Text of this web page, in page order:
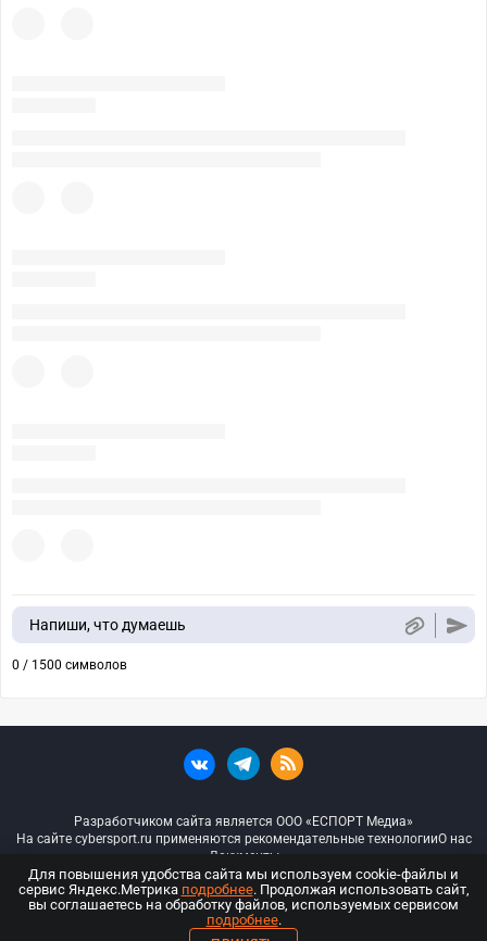
Напиши, что думаешь
0 / 1500 символов
Разработчиком сайта является ООО «ЕСПОРТ Медиа»
На сайте cybersport.ru применяются рекомендательные технологииО нас
Документы
© ООО «Киберспорт.ру» — Все права защищены
18+
Для повышения удобства сайта мы используем cookie-файлы и
сервис Яндекс.Метрика подробнее. Продолжая использовать сайт,
вы соглашаетесь на обработку файлов, используемых сервисом
подробнее.